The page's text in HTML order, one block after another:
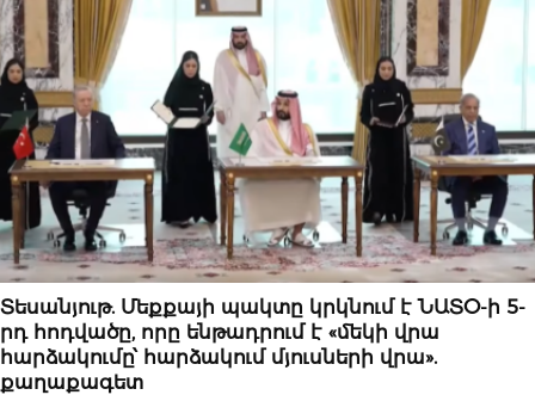
ՔԱՂԱՔԱԿԱՆՈՒԹՅՈՒՆ
Տեսանյութ. Մեքքայի պակտը կրկնում է ՆԱՏՕ-ի 5-
րդ հոդվածը, որը ենթադրում է «մեկի վրա
հարձակումը՝ հարձակում մյուսների վրա».
քաղաքագետ